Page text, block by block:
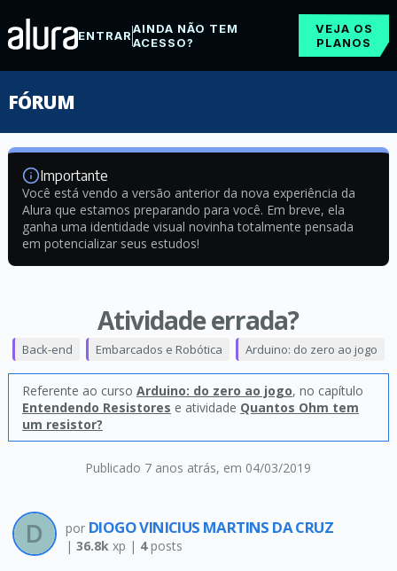
ENTRARAINDA NÃO TEM
ACESSO?
VEJA OS
PLANOS
FÓRUM
Importante
Você está vendo a versão anterior da nova experiência da
Alura que estamos preparando para você. Em breve, ela
ganha uma identidade visual novinha totalmente pensada
em potencializar seus estudos!
Atividade errada?
Publicado 7 anos atrás, em 04/03/2019
Back-end Embarcados e Robótica Arduino: do zero ao jogo
Referente ao curso Arduino: do zero ao jogo, no capítulo
Entendendo Resistores e atividade Quantos Ohm tem
um resistor?
por DIOGO VINICIUS MARTINS DA CRUZ
| 36.8kxp | 4posts